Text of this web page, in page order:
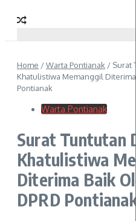
Home /Warta Pontianak / Surat
Khatulistiwa Memanggil
Pontianak
Warta Pontianak
Surat Tuntutan
Khatulistiwa
Diterima Baik
DPRD